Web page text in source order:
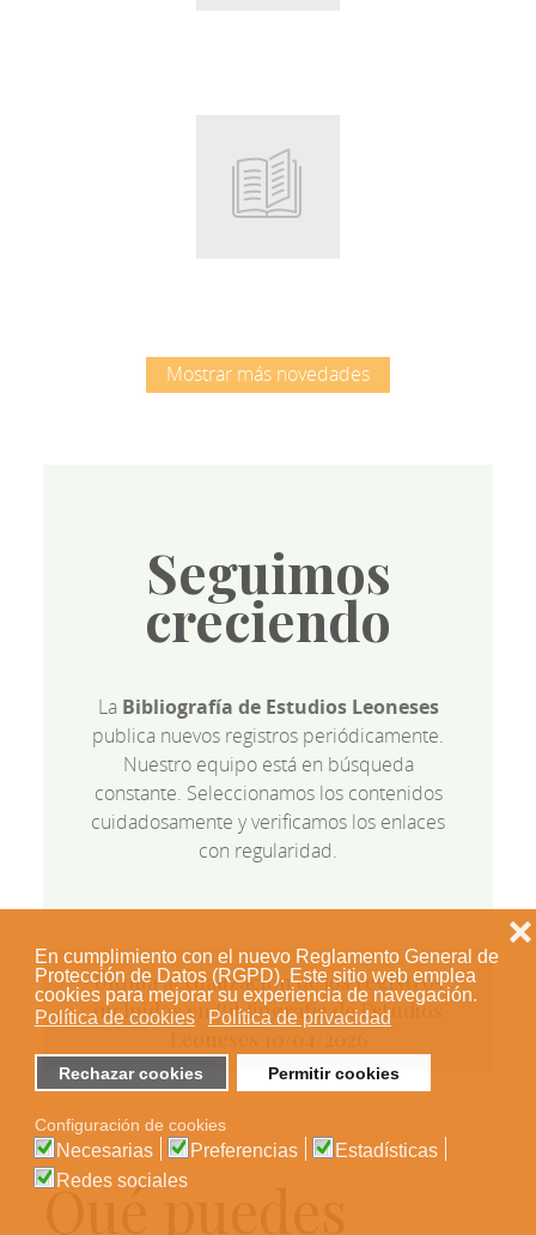
En cumplimiento con el nuevo Reglamento General de
Protección de Datos (RGPD). Este sitio web emplea
cookies para mejorar su experiencia de navegación.
Política de cookies
Política de privacidad
Rechazar cookies Permitir cookies
❌
Configuración de cookies
Necesarias Preferencias
Estadísticas
Redes sociales
Root
Mostrar más novedades
Seguimos
creciendo
La Bibliografía de Estudios Leoneses
publica nuevos registros periódicamente.
Nuestro equipo está en búsqueda
constante. Seleccionamos los contenidos
cuidadosamente y verificamos los enlaces
con regularidad.
Última actualización de los registros
incluidos en Bibliografía de Estudios
Qué puedes